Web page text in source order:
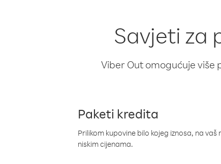
Savjeti za
Viber Out omogućuje više
Paketi kredita
Prilikom kupovine bilo kojeg iznosa, na
niskim cijenama.